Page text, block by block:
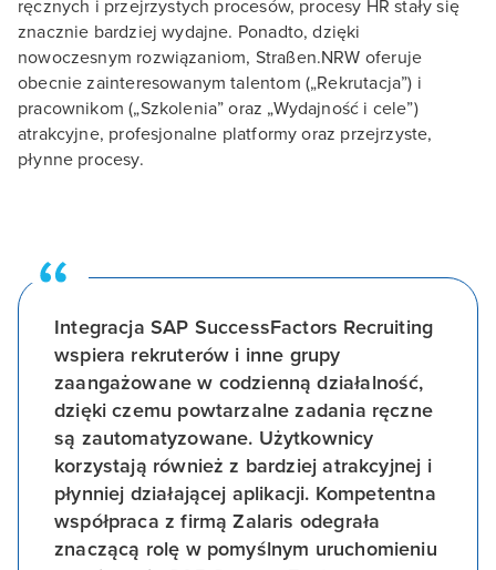
ręcznych i przejrzystych procesów, procesy HR stały się
znacznie bardziej wydajne. Ponadto, dzięki
nowoczesnym rozwiązaniom, Straßen.NRW oferuje
obecnie zainteresowanym talentom („Rekrutacja”) i
pracownikom („Szkolenia” oraz „Wydajność i cele”)
atrakcyjne, profesjonalne platformy oraz przejrzyste,
płynne procesy.
Integracja SAP SuccessFactors Recruiting
wspiera rekruterów i inne grupy
zaangażowane w codzienną działalność,
dzięki czemu powtarzalne zadania ręczne
są zautomatyzowane. Użytkownicy
korzystają również z bardziej atrakcyjnej i
płynniej działającej aplikacji. Kompetentna
współpraca z firmą Zalaris odegrała
znaczącą rolę w pomyślnym uruchomieniu